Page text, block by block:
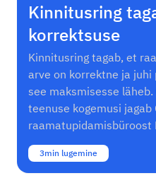
Kinnitusring
korrektsuse
Kinnitusring tagab, et
arve on korrektne ja
see maksmisesse
teenuse kogemusi jagab
raamatupidamisbüroost
3min lugemine